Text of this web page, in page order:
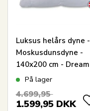
Luksus helårs dyne -
Moskusdunsdyne -
140x200 cm - Dream
By Borg - Prinsessen
På lager
4.699,95
1.599,95 DKK